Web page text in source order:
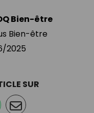
Bien-être
Bien-être
2025
SUR